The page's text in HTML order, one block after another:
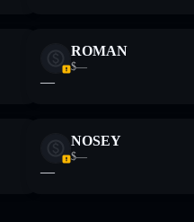
ROMAN
$—
—
NOSEY
$—
—